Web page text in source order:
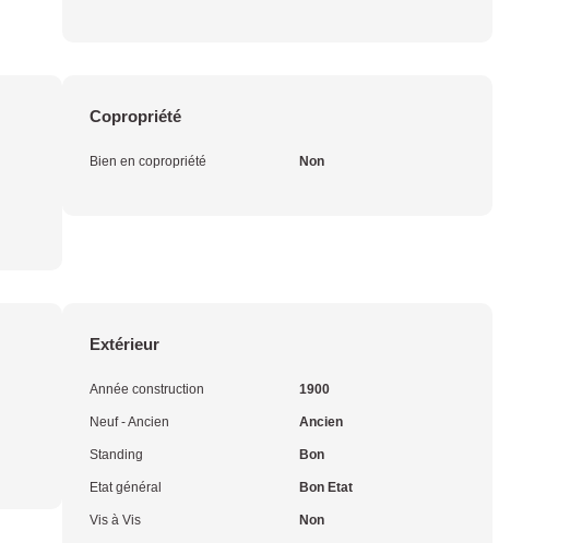
Copropriété
Bien en copropriété Non
Extérieur
Année construction 1900
Neuf - Ancien Ancien
Standing Bon
Etat général Bon Etat
Vis à Vis Non